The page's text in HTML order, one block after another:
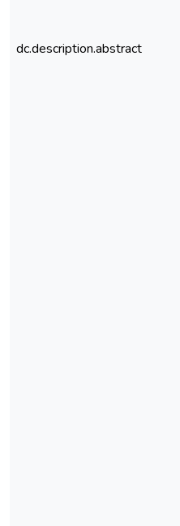
dc.description.abstract